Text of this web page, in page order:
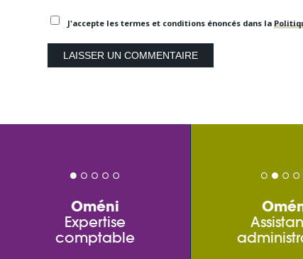
J'accepte les termes et conditions énoncés dans la
Oméni
Expertise
comptable